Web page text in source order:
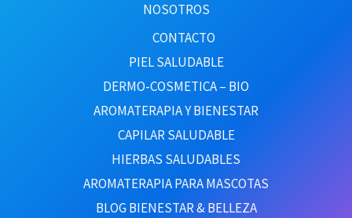
NOSOTROS
CONTACTO
PIEL SALUDABLE
DERMO-COSMETICA – BIO
AROMATERAPIA Y BIENESTAR
CAPILAR SALUDABLE
HIERBAS SALUDABLES
AROMATERAPIA PARA MASCOTAS
BLOG BIENESTAR & BELLEZA